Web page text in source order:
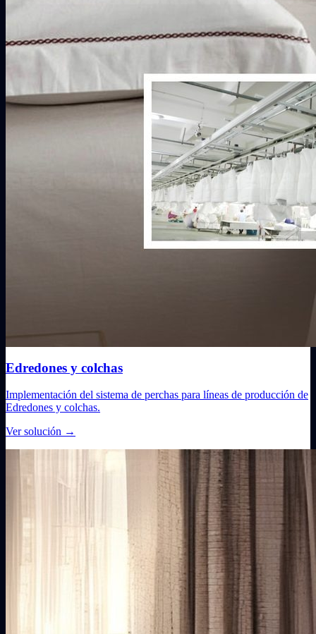
Edredones y colchas
Implementación del sistema de perchas para líneas de producción de
Edredones y colchas.
Ver solución →